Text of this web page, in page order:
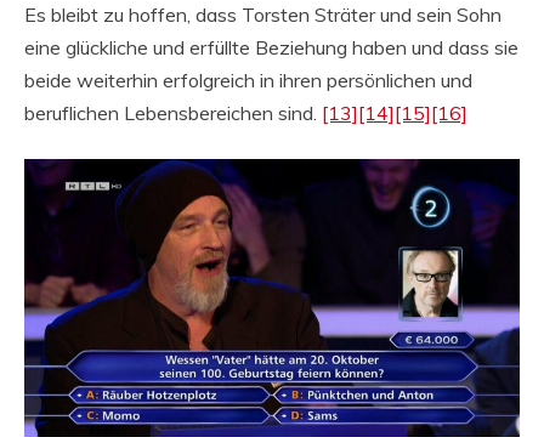
Es bleibt zu hoffen, dass Torsten Sträter und sein Sohn
eine glückliche und erfüllte Beziehung haben und dass sie
beide weiterhin erfolgreich in ihren persönlichen und
beruflichen Lebensbereichen sind. [13][14][15][16]